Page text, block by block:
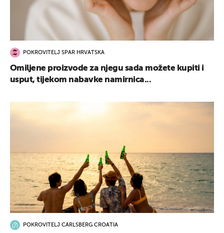
POKROVITELJ SPAR HRVATSKA
Omiljene proizvode za njegu sada možete kupiti i
usput, tijekom nabavke namirnica...
POKROVITELJ CARLSBERG CROATIA